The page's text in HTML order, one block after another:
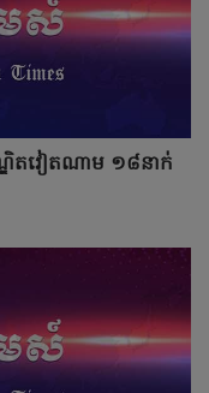
តវៀតណាម ១៨នាក់